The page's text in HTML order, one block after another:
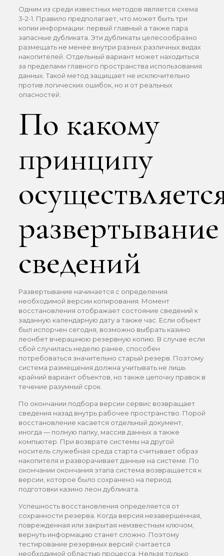
Одним из среди известных методов является схема
3-2-1. Правило предполагает, что может быть три
копии информации: первый главный а также пара
запасные дубликата. Эти дубликаты целесообразно
размещать не менее внутри разных различных видах
накопителей. Отдельный вариант может находиться
за пределами главного пространства использования
данных. Такой метод защищает не исключительно
против логических ошибок, но и от реальных
опасностей.
По какому
принципу
развертывание
сведений
Развертывание начинается с определения
необходимой версии копирования. Момент
восстановления отображает состояние сведений к
заданную календарную дату а также час. Если объект
был испорчен сегодня, возможно выбрать казино
леонбет вчерашнюю резервную копию. В случае если
сбой случилась неделю ранее, способен
потребоваться значительно старый резерв. Поэтому
система размещения должна учитывать не лишь
крайний вариант объектов, но также цепочку правок в
течение разумный срок.
По окончании подбора версии сервис возвращает
сведения назад внутрь рабочее пространство. Порой
восстановление касается отдельный документ,
иногда — полную папку, массив данных а также
компьютер. При возврате системы на другой
носитель служебная среда старта считывает образ
накопителя и разворачивает данные на системе. По
окончании окончания этапа система возвращается к
версии, которое было сохранено на период
подготовки казино леон дубликата.
Успешность восстановления определяется от
сохранности резерва. Когда версия незавершенная,
поврежденная или закрытая неизвестным ключом,
вернуть информацию станет сложно. Поэтому
тестирование резервных версий считается
необходимой областью процесса. Нельзя только